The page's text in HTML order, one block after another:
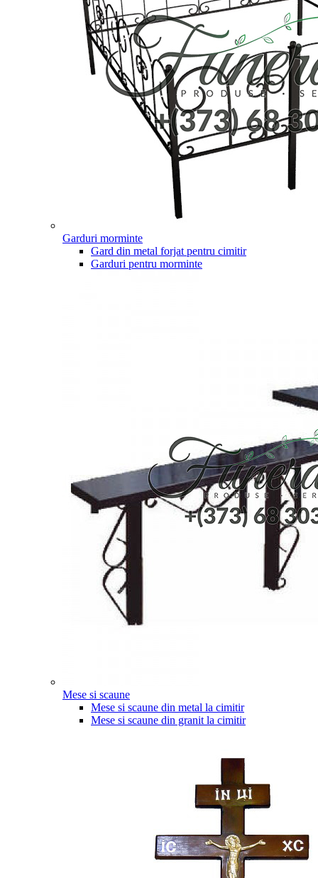
Garduri morminte
Gard din metal forjat pentru cimitir
Garduri pentru morminte
Mese si scaune
Mese si scaune din metal la cimitir
Mese si scaune din granit la cimitir